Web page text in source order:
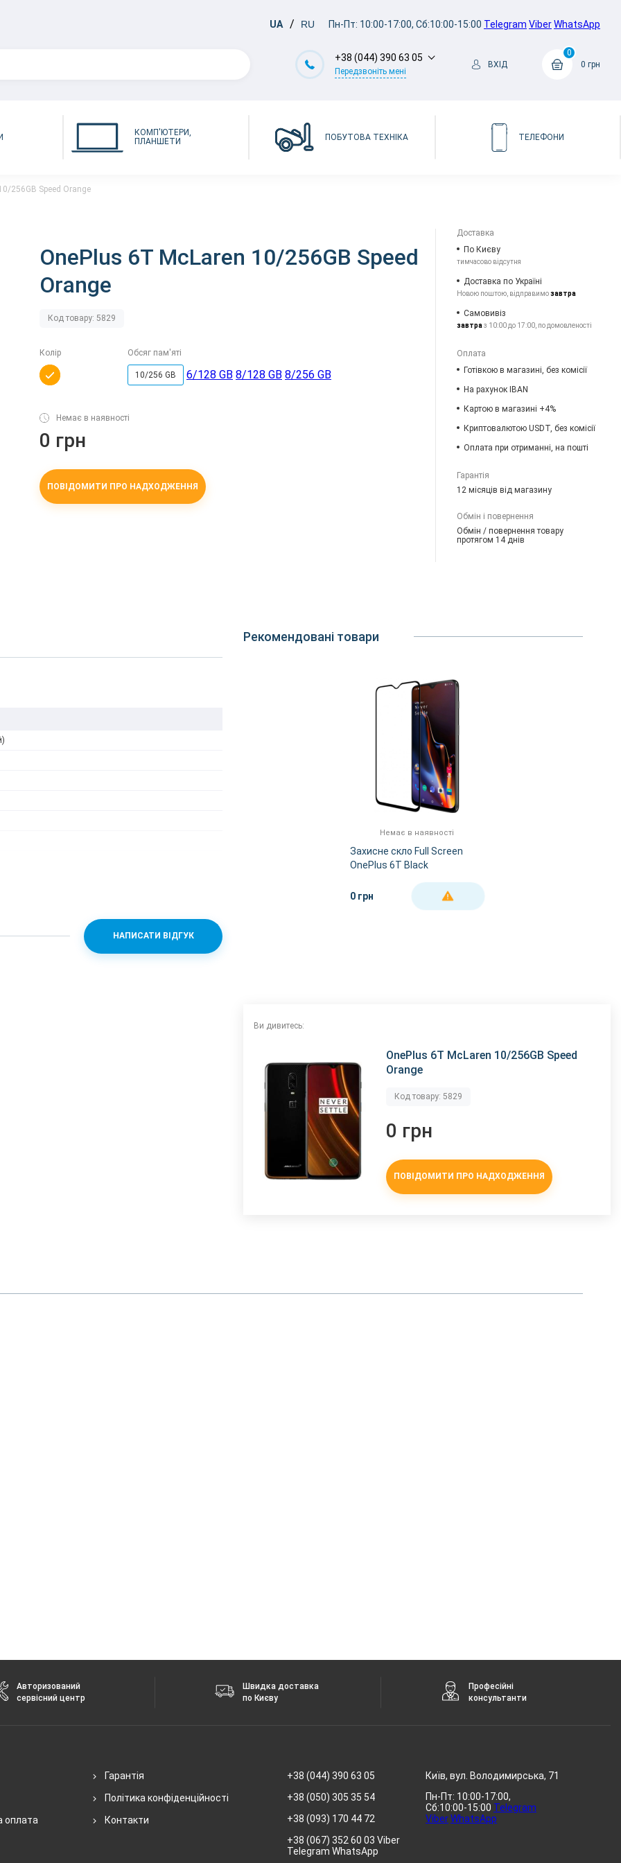
UA RU Пн-Пт: 10:00-17:00, Сб:10:00-15:00 Telegram ViberWhatsApp
+38 (044) 390 63 05
Передзвоніть мені
ВХІД
0
0 грн
КОМП'ЮТЕРИ,
ПЛАНШЕТИ
ПОБУТОВА ТЕХНІКА ТЕЛЕФОНИ
256GB Speed Orange
OnePlus 6T McLaren 10/256GB Speed
Orange
Код товару: 5829
Колір Обсяг пам'яті
10/256 GB 6/128 GB 8/128 GB 8/256 GB
Немає в наявності
0 грн
ПОВІДОМИТИ ПРО НАДХОДЖЕННЯ
Доставка
По Києву
тимчасово відсутня
Доставка по Україні
Новою поштою, відправимозавтра
Самовивіз
завтраз 10:00 до 17:00, по домовленості
Оплата
Готівкою в магазині, без комісії
На рахунок IBAN
Картою в магазині +4%
Криптовалютою USDT, без комісії
Оплата при отриманні, на пошті
Гарантія
12 місяців від магазину
Обмін і повернення
Обмін / повернення товару
протягом 14 днів
повідомлення.
НАПИСАТИ ВІДГУК
Рекомендовані товари
Немає в наявності
Захисне скло Full Screen
OnePlus 6T Black
0 грн ДЕТАЛЬНІШЕ
Ви дивитесь:
OnePlus 6T McLaren 10/256GB Speed
Orange
Код товару: 5829
0 грн
ПОВІДОМИТИ ПРО НАДХОДЖЕННЯ
Авторизований
сервісний центр
Швидка доставка
по Києву
Професійні
консультанти
оплата
Гарантія
Політика конфіденційності
Контакти
+38 (044) 390 63 05
+38 (050) 305 35 54
+38 (093) 170 44 72
+38 (067) 352 60 03 Viber
Telegram WhatsApp
Київ, вул. Володимирська, 71
Пн-Пт: 10:00-17:00,
Сб:10:00-15:00 Telegram
ViberWhatsApp